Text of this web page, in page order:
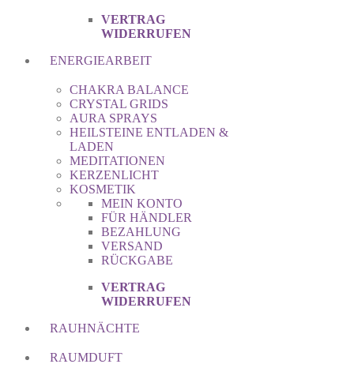
VERTRAG
WIDERRUFEN
ENERGIEARBEIT
CHAKRA BALANCE
CRYSTAL GRIDS
AURA SPRAYS
HEILSTEINE ENTLADEN &
LADEN
MEDITATIONEN
KERZENLICHT
KOSMETIK
MEIN KONTO
FÜR HÄNDLER
BEZAHLUNG
VERSAND
RÜCKGABE
VERTRAG
WIDERRUFEN
RAUHNÄCHTE
RAUMDUFT